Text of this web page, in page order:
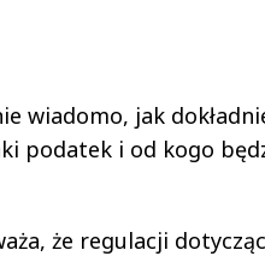
wiadomo, jak
podatek i od kogo
że regulacji